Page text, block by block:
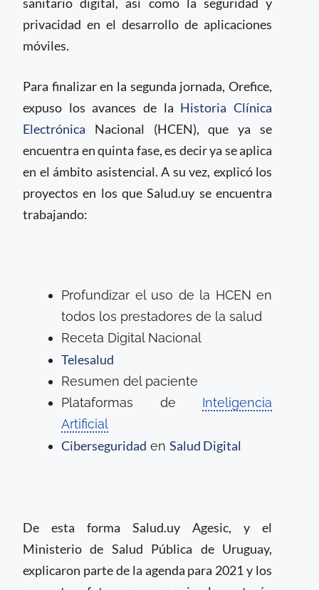
privacidad en el desarrollo de aplicaciones
móviles.
Para finalizar en la segunda jornada, Orefice,
expuso los avances de la Historia Clínica
Electrónica Nacional (HCEN), que ya se
encuentra en quinta fase, es decir ya se aplica
en el ámbito asistencial. A su vez, explicó los
proyectos en los que Salud.uy se encuentra
trabajando:
Profundizar el uso de la HCEN en
todos los prestadores de la salud
Receta Digital Nacional
Telesalud
Resumen del paciente
Plataformas de Inteligencia
Artificial
Ciberseguridad en Salud Digital
De esta forma Salud.uy Agesic, y el
Ministerio de Salud Pública de Uruguay,
explicaron parte de la agenda para 2021 y los